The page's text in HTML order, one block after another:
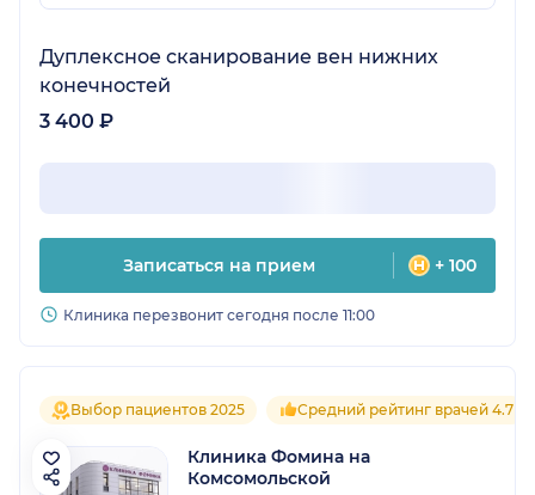
Дуплексное сканирование вен нижних
конечностей
3 400 ₽
Записаться на прием + 100
Клиника перезвонит сегодня после 11:00
Выбор пациентов 2025 Средний рейтинг врачей 4.7
Клиника Фомина на
Комсомольской